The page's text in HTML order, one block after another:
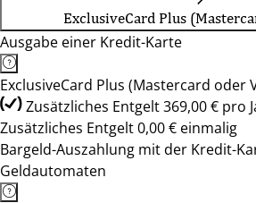
ExclusiveCard Plus
Ausgabe einer Kredit-Karte
ExclusiveCard Plus (Mastercard oder
Zusätzliches Entgelt 369,00 € pro
Zusätzliches Entgelt 0,00 € einmalig
Bargeld-Auszahlung mit der Kredit-
Geldautomaten